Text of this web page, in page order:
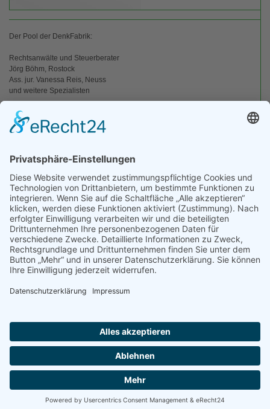
Der Pool der DenkFabrik:
Rechtsanwälte und Steuerberater
Jörg Böhm, Rostock
Ass. jur. Vanessa Reis, Neuss
und weitere Spezialisten
Wir
benötigen
Ihre
Zustimmung,
um den
Google
Maps-
Service zu
laden!
Wir
verwenden
Drittanbieters,
um
Dieser
Letzte Änderung: 24.10.2025
Glossar
Sitemap Seite merken Seite drucken